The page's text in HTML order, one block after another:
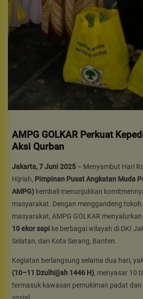
AMPG GOLKAR Perkuat
Aksi Qurban
Jakarta, 7 Juni 2025 – Menyambut Hari
Hijriah, Pimpinan Pusat Angkatan Muda
AMPG) kembali menunjukkan
masyarakat. Dengan menggandeng tokoh
masyarakat, AMPG GOLKAR menyalurkan
10 ekor sapi ke berbagai wilayah di DKI
Selatan, dan Kota Serang, Banten.
Kegiatan berlangsung selama dua hari,
(10–11 Dzulhijjah 1446 H), menyasar 10
termasuk kawasan pemukiman padat